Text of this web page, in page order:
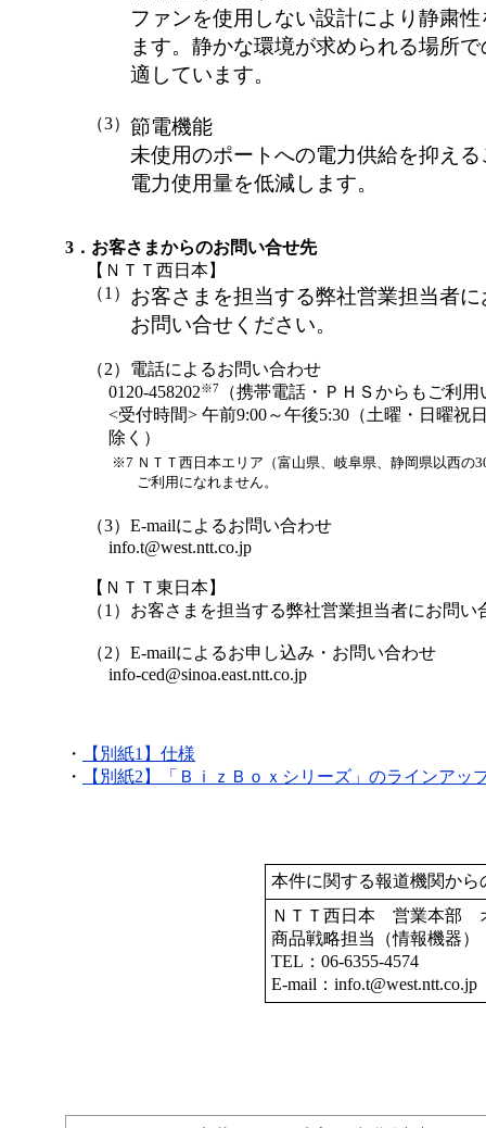
ファンを使用しない設計により静粛
ます。静かな環境が求められる場所
適しています。
（3） 節電機能
未使用のポートへの電力供給を抑え
電力使用量を低減します。
3．お客さまからのお問い合せ先
【ＮＴＴ西日本】
（1） お客さまを担当する弊社営業担当者
お問い合せください。
（2）電話によるお問い合わせ
0120-458202※7
（携帯電話・ＰＨＳからもご利
<受付時間> 午前9:00～午後5:30（土曜・日曜祝
除く）
※7 ＮＴＴ西日本エリア（富山県、岐阜県、静岡県以西の
ご利用になれません。
（3）E-mailによるお問い合わせ
info.t@west.ntt.co.jp
【ＮＴＴ東日本】
（1）お客さまを担当する弊社営業担当者にお問い
（2）E-mailによるお申し込み・お問い合わせ
info-ced@sinoa.east.ntt.co.jp
・
【別紙1】仕様
・
【別紙2】「ＢｉｚＢｏｘシリーズ」のラインアッ
本件に関する報道機関から
ＮＴＴ西日本 営業本部
商品戦略担当（情報機器）
TEL：06-6355-4574
E-mail：info.t@west.ntt.co.jp